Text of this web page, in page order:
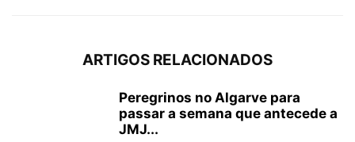
ARTIGOS RELACIONADOS
Peregrinos no Algarve para
passar a semana que antecede a
JMJ...